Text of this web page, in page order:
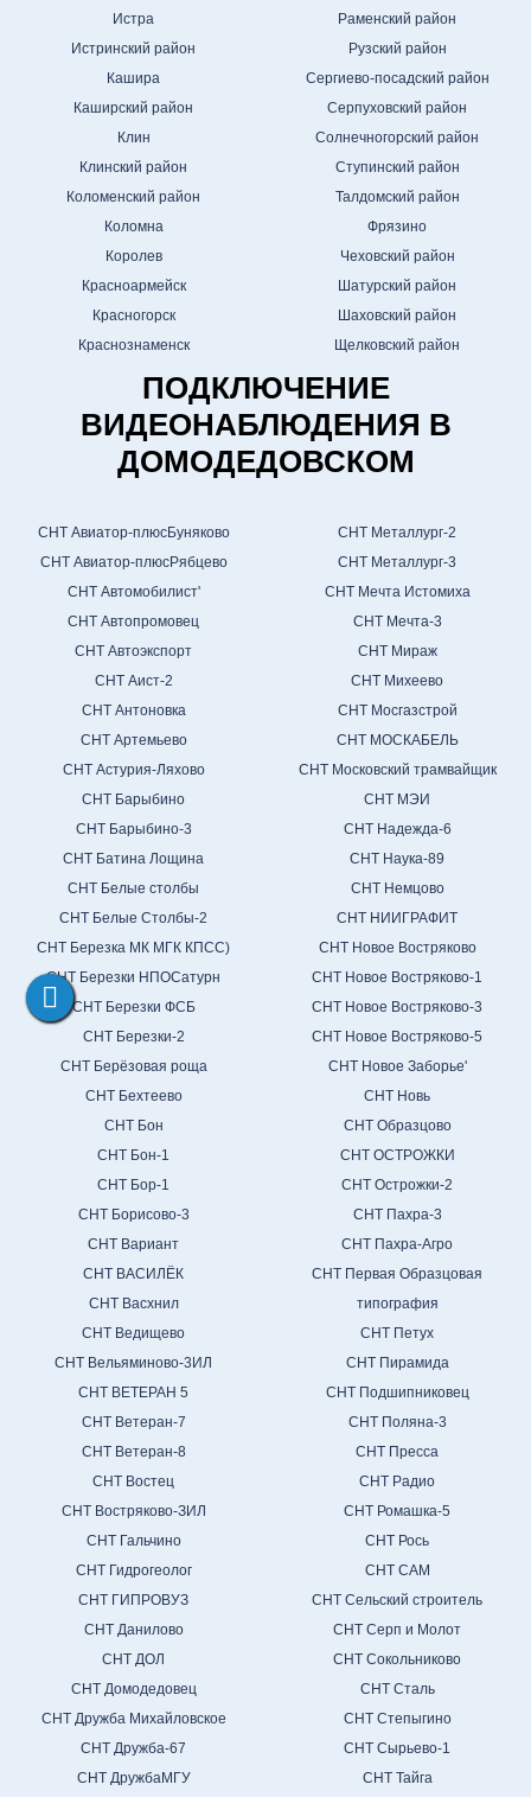
Истра
Истринский район
Кашира
Каширский район
Клин
Клинский район
Коломенский район
Коломна
Королев
Красноармейск
Красногорск
Краснознаменск
Раменский район
Рузский район
Сергиево-посадский район
Серпуховский район
Солнечногорский район
Ступинский район
Талдомский район
Фрязино
Чеховский район
Шатурский район
Шаховский район
Щелковский район
ПОДКЛЮЧЕНИЕ
ВИДЕОНАБЛЮДЕНИЯ В
ДОМОДЕДОВСКОМ
СНТ Авиатор-плюсБуняково
СНТ Авиатор-плюсРябцево
СНТ Автомобилист'
СНТ Автопромовец
СНТ Автоэкспорт
СНТ Аист-2
СНТ Антоновка
СНТ Артемьево
СНТ Астурия-Ляхово
СНТ Барыбино
СНТ Барыбино-3
СНТ Батина Лощина
СНТ Белые столбы
СНТ Белые Столбы-2
СНТ Березка МК МГК КПСС)
СНТ Березки НПОСатурн
СНТ Березки ФСБ
СНТ Березки-2
СНТ Берёзовая роща
СНТ Бехтеево
СНТ Бон
СНТ Бон-1
СНТ Бор-1
СНТ Борисово-3
СНТ Вариант
СНТ ВАСИЛЁК
СНТ Васхнил
СНТ Ведищево
СНТ Вельяминово-3ИЛ
СНТ ВЕТЕРАН 5
СНТ Ветеран-7
СНТ Ветеран-8
СНТ Востец
СНТ Востряково-ЗИЛ
СНТ Гальчино
СНТ Гидрогеолог
СНТ ГИПРОВУЗ
СНТ Данилово
СНТ ДОЛ
СНТ Домодедовец
СНТ Дружба Михайловское
СНТ Дружба-67
СНТ ДружбаМГУ
СНТ Металлург-2
СНТ Металлург-3
СНТ Мечта Истомиха
СНТ Мечта-3
СНТ Мираж
СНТ Михеево
СНТ Мосгазстрой
СНТ МОСКАБЕЛЬ
СНТ Московский трамвайщик
СНТ МЭИ
СНТ Надежда-6
СНТ Наука-89
СНТ Немцово
СНТ НИИГРАФИТ
СНТ Новое Востряково
СНТ Новое Востряково-1
СНТ Новое Востряково-3
СНТ Новое Востряково-5
СНТ Новое Заборье'
СНТ Новь
СНТ Образцово
СНТ ОСТРОЖКИ
СНТ Острожки-2
СНТ Пахра-3
СНТ Пахра-Агро
СНТ Первая Образцовая
типография
СНТ Петух
СНТ Пирамида
СНТ Подшипниковец
СНТ Поляна-3
СНТ Пресса
СНТ Радио
СНТ Ромашка-5
СНТ Рось
СНТ САМ
СНТ Сельский строитель
СНТ Серп и Молот
СНТ Сокольниково
СНТ Сталь
СНТ Степыгино
СНТ Сырьево-1
СНТ Тайга